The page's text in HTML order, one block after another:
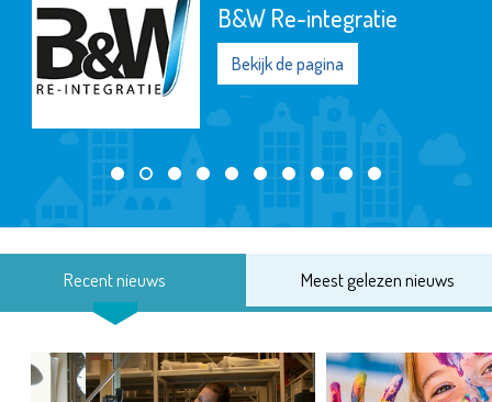
Stichting Antipesto
Bekijk de pagina
Recent nieuws Meest gelezen nieuws